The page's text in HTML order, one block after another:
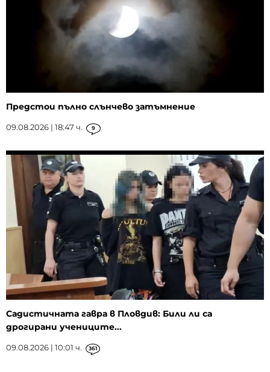
Предстои пълно слънчево затъмнение
09.08.2026 | 18:47 ч. 9
Садистичната гавра в Пловдив: Били ли са
дрогирани учениците...
09.08.2026 | 10:01 ч. 361